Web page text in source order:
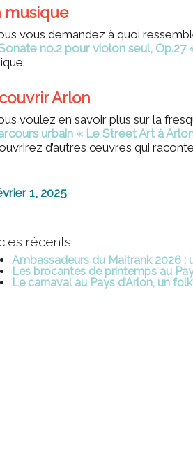
musique
vous demandez à quoi
no.2 pour violon seul, Op.27
Arlon
voulez en savoir plus sur la
urbain « Le Street Art à
d’autres œuvres qui
1, 2025
récents
Ambassadeurs du Maitrank 2026 :
Les brocantes de printemps au
Le carnaval au Pays d’Arlon, un